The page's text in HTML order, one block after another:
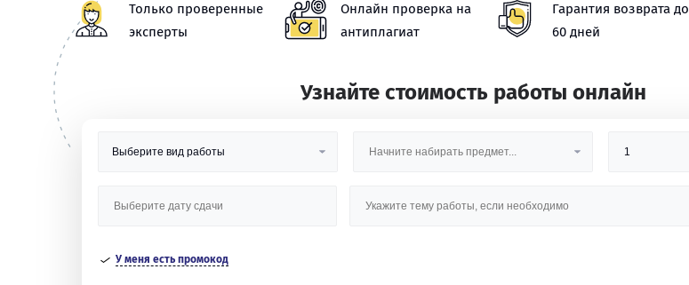
Только проверенные
эксперты
Онлайн проверка на
антиплагиат
Гарантия возврата до
60 дней
Узнайте стоимость работы онлайн
У меня есть промокод